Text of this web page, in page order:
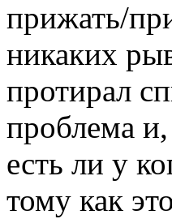
прижать/
никаких
протирал
проблема и,
есть ли у
тому как